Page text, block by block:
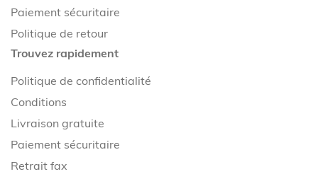
Paiement sécuritaire
Politique de retour
Trouvez rapidement
Politique de confidentialité
Conditions
Livraison gratuite
Paiement sécuritaire
Retrait fax